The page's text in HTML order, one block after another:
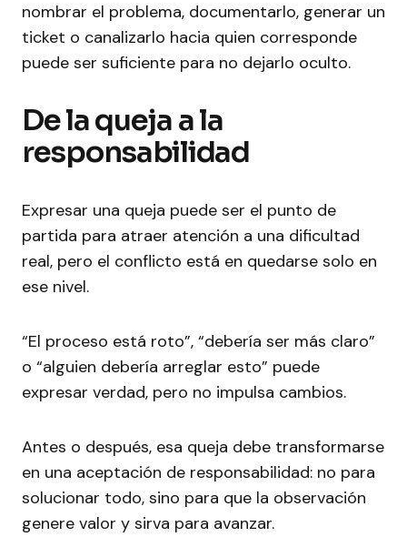
nombrar el problema, documentarlo, generar un
ticket o canalizarlo hacia quien corresponde
puede ser suficiente para no dejarlo oculto.
De la queja a la
responsabilidad
Expresar una queja puede ser el punto de
partida para atraer atención a una dificultad
real, pero el conflicto está en quedarse solo en
ese nivel.
“El proceso está roto”, “debería ser más claro”
o “alguien debería arreglar esto” puede
expresar verdad, pero no impulsa cambios.
Antes o después, esa queja debe transformarse
en una aceptación de responsabilidad: no para
solucionar todo, sino para que la observación
genere valor y sirva para avanzar.